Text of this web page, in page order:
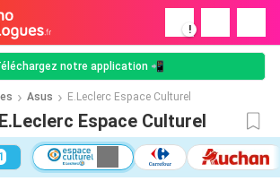
!
notre application 📲
Asus E.Leclerc Espace Culturel
Espace Culturel